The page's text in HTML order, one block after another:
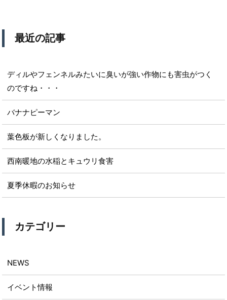
最近の記事
ディルやフェンネルみたいに臭いが強い作物にも害虫がつく
のですね・・・
バナナピーマン
葉色板が新しくなりました。
西南暖地の水稲とキュウリ食害
夏季休暇のお知らせ
カテゴリー
NEWS
イベント情報